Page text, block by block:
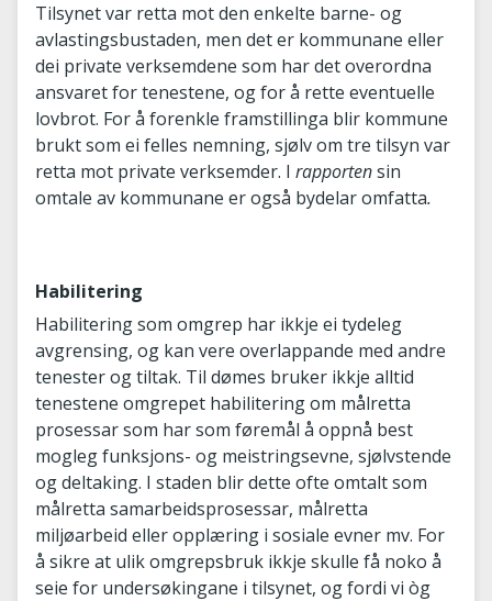
Tilsynet var retta mot den enkelte barne- og
avlastingsbustaden, men det er kommunane eller
dei private verksemdene som har det overordna
ansvaret for tenestene, og for å rette eventuelle
lovbrot. For å forenkle framstillinga blir kommune
brukt som ei felles nemning, sjølv om tre tilsyn var
retta mot private verksemder. I rapportensin
omtale av kommunane er også bydelar omfatta.
Habilitering
Habilitering som omgrep har ikkje ei tydeleg
avgrensing, og kan vere overlappande med andre
tenester og tiltak. Til dømes bruker ikkje alltid
tenestene omgrepet habilitering om målretta
prosessar som har som føremål å oppnå best
mogleg funksjons- og meistringsevne, sjølvstende
og deltaking. I staden blir dette ofte omtalt som
målretta samarbeidsprosessar, målretta
miljøarbeid eller opplæring i sosiale evner mv. For
å sikre at ulik omgrepsbruk ikkje skulle få noko å
seie for undersøkingane i tilsynet, og fordi vi òg